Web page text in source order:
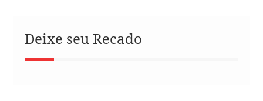
Deixe seu Recado